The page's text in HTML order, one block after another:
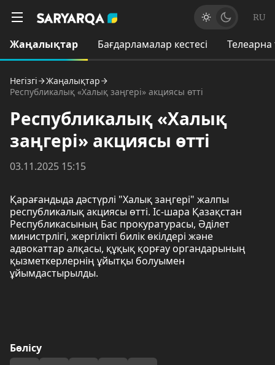
RU
Жаңалықтар Бағдарламалар кестесі
Негізгі
Жаңалықтар
Республикалық «Халық заңгері» акциясы өтті
Республикалық «Халық
заңгері» акциясы өтті
03.11.2025 15:15
Қарағандыда дәстүрлі "Халық заңгері" жалпы
республикалық акциясы өтті. Іс-шара Қазақстан
Республикасының Бас прокуратурасы, Әділет
министрлігі, жергілікті билік өкілдері және
адвокаттар алқасы, құқық қорғау органдарының
қызметкерлернің ұйытқы болуымен
ұйымдастырылды.
Бөлісу